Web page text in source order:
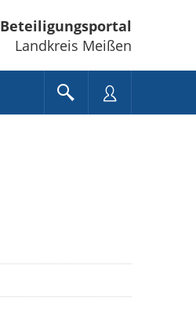
Beteiligungsportal
Landkreis Meißen